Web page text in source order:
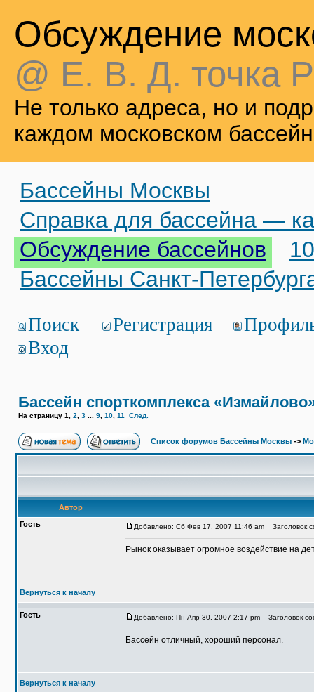
Обсуждение
@ Е. В. Д. точка
Не только адреса, но и
каждом московском
Бассейны Москвы
Справка для бассейна —
Обсуждение бассейнов
Бассейны Санкт-
Поиск Регистрация
Вход
Бассейн спорткомплекса
На страницу 1 2 3 9 10 11 След.
Список форумов Бассейны Москвы ->
Автор
Гость
Добавлено: Сб Фев 17, 2007 11:46 am Заголовок
Рынок оказывает огромное воздействие на
Вернуться к началу
Гость Добавлено: Пн Апр 30, 2007 2:17 pm Заголовок
Бассейн отличный, хороший персонал.
Вернуться к началу